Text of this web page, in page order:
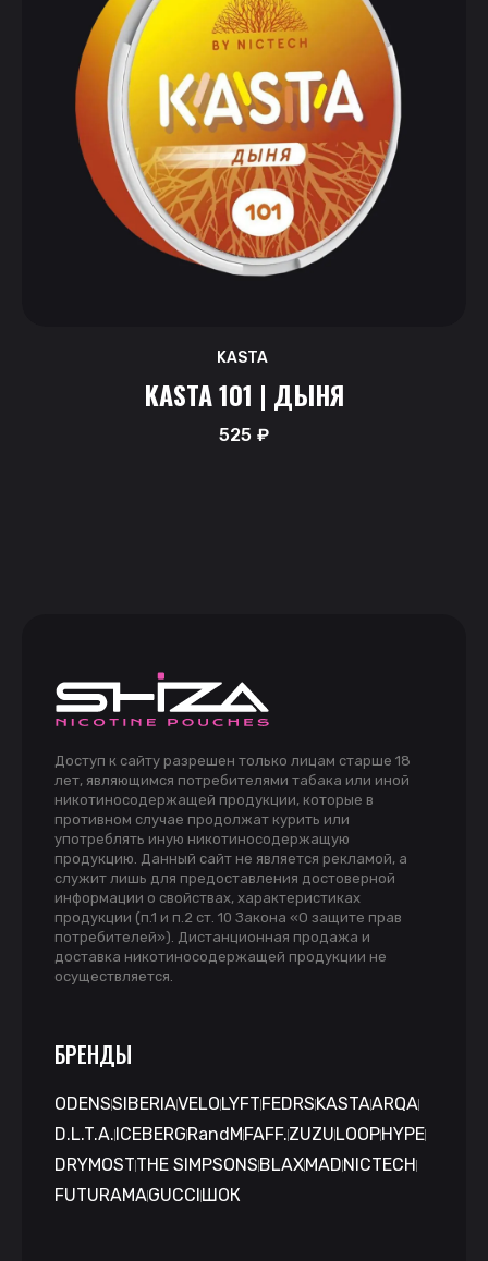
KASTA
KASTA 101 | ДЫНЯ
525₽
Доступ к сайту разрешен только лицам старше 18
лет, являющимся потребителями табака или иной
никотиносодержащей продукции, которые в
противном случае продолжат курить или
употреблять иную никотиносодержащую
продукцию. Данный сайт не является рекламой, а
служит лишь для предоставления достоверной
информации о свойствах, характеристиках
продукции (п.1 и п.2 ст. 10 Закона «О защите прав
потребителей»). Дистанционная продажа и
доставка никотиносодержащей продукции не
осуществляется.
БРЕНДЫ
ODENSSIBERIAVELO LYFT FEDRS KASTAARQA
D.L.T.A. ICEBERG RandM FAFF.ZUZU LOOPHYPE
DRYMOSTTHE SIMPSONS BLAXMAD NICTECH
FUTURAMAGUCCI ШОК